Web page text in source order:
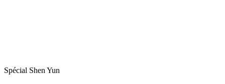
Spécial Shen Yun